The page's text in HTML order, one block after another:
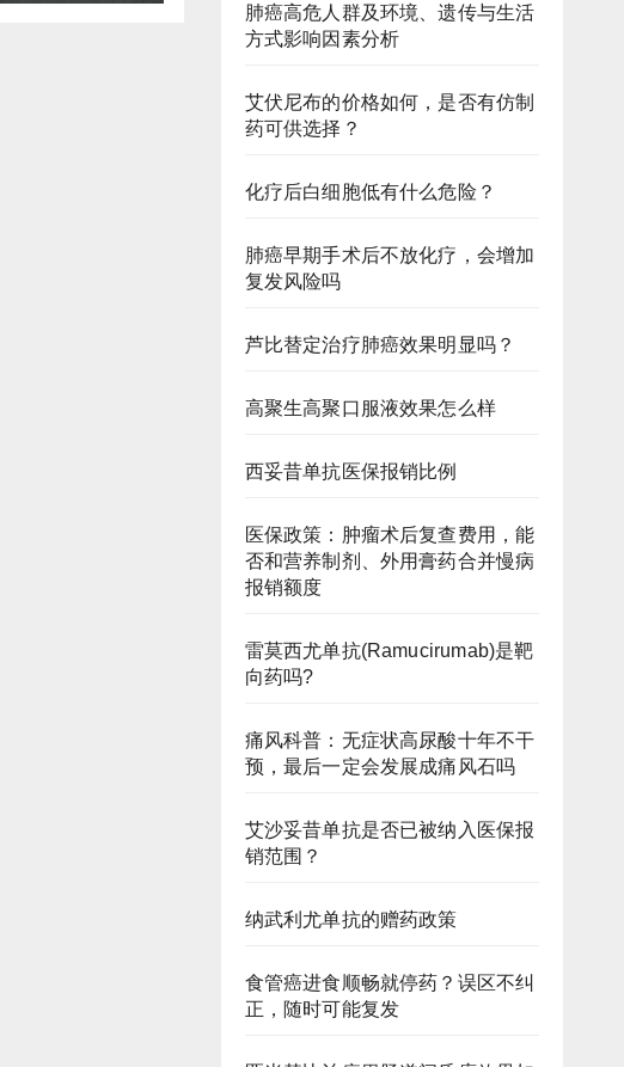
肺癌高危人群及环境、遗传与生活
方式影响因素分析
艾伏尼布的价格如何，是否有仿制
药可供选择？
化疗后白细胞低有什么危险？
肺癌早期手术后不放化疗，会增加
复发风险吗
芦比替定治疗肺癌效果明显吗？
高聚生高聚口服液效果怎么样
西妥昔单抗医保报销比例
医保政策：肿瘤术后复查费用，能
否和营养制剂、外用膏药合并慢病
报销额度
雷莫西尤单抗(Ramucirumab)是靶
向药吗?
痛风科普：无症状高尿酸十年不干
预，最后一定会发展成痛风石吗
艾沙妥昔单抗是否已被纳入医保报
销范围？
纳武利尤单抗的赠药政策
食管癌进食顺畅就停药？误区不纠
正，随时可能复发